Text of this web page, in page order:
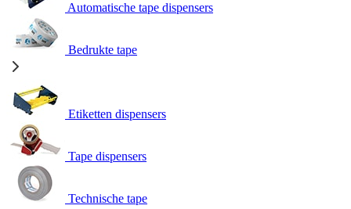
Automatische tape dispensers
Bedrukte tape
Etiketten dispensers
Tape dispensers
Technische tape